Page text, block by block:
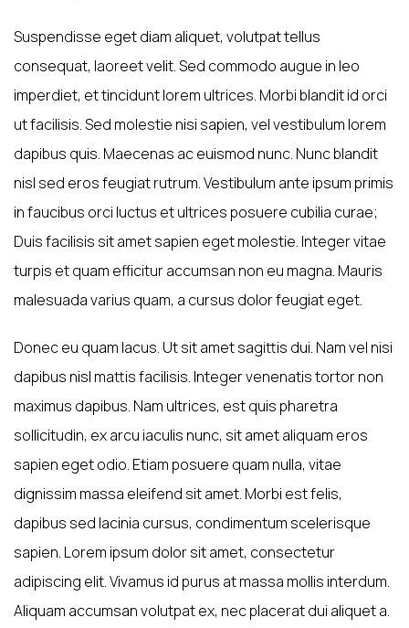
Suspendisse eget diam aliquet, volutpat tellus
consequat, laoreet velit. Sed commodo augue in leo
imperdiet, et tincidunt lorem ultrices. Morbi blandit id orci
ut facilisis. Sed molestie nisi sapien, vel vestibulum lorem
dapibus quis. Maecenas ac euismod nunc. Nunc blandit
nisl sed eros feugiat rutrum. Vestibulum ante ipsum primis
in faucibus orci luctus et ultrices posuere cubilia curae;
Duis facilisis sit amet sapien eget molestie. Integer vitae
turpis et quam efficitur accumsan non eu magna. Mauris
malesuada varius quam, a cursus dolor feugiat eget.
Donec eu quam lacus. Ut sit amet sagittis dui. Nam vel nisi
dapibus nisl mattis facilisis. Integer venenatis tortor non
maximus dapibus. Nam ultrices, est quis pharetra
sollicitudin, ex arcu iaculis nunc, sit amet aliquam eros
sapien eget odio. Etiam posuere quam nulla, vitae
dignissim massa eleifend sit amet. Morbi est felis,
dapibus sed lacinia cursus, condimentum scelerisque
sapien. Lorem ipsum dolor sit amet, consectetur
adipiscing elit. Vivamus id purus at massa mollis interdum.
Aliquam accumsan volutpat ex, nec placerat dui aliquet a.